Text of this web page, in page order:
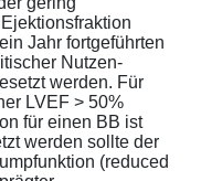
Jahr fortgeführten
Nutzen-
werden. Für
LVEF > 50%
für einen BB ist
werden sollte der
(reduced